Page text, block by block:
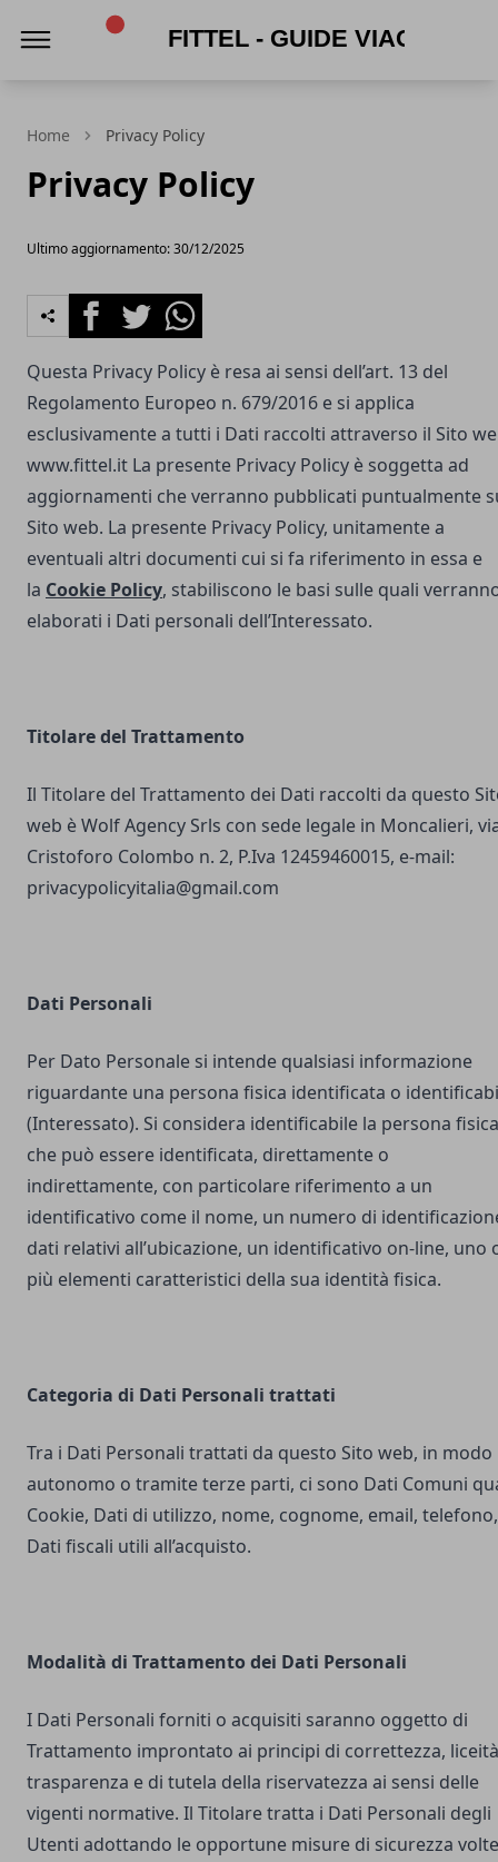
Home Privacy Policy
Privacy Policy
Ultimo aggiornamento: 30/12/2025
FacebookTwitterWhatsapp
Questa Privacy Policy è resa ai sensi dell’art. 13 del
Regolamento Europeo n. 679/2016 e si applica
esclusivamente a tutti i Dati raccolti attraverso il Sito
www.fittel.it La presente Privacy Policy è soggetta ad
aggiornamenti che verranno pubblicati puntualmente
Sito web. La presente Privacy Policy, unitamente a
eventuali altri documenti cui si fa riferimento in essa e
la Cookie Policy, stabiliscono le basi sulle quali
elaborati i Dati personali dell’Interessato.
Titolare del Trattamento
Il Titolare del Trattamento dei Dati raccolti da questo
web è Wolf Agency Srls con sede legale in Moncalieri,
Cristoforo Colombo n. 2, P.Iva 12459460015, e-mail:
privacypolicyitalia@gmail.com
Dati Personali
Per Dato Personale si intende qualsiasi informazione
riguardante una persona fisica identificata o
(Interessato). Si considera identificabile la persona fisica
che può essere identificata, direttamente o
indirettamente, con particolare riferimento a un
identificativo come il nome, un numero di
dati relativi all’ubicazione, un identificativo on-line, uno
più elementi caratteristici della sua identità fisica.
Categoria di Dati Personali trattati
Tra i Dati Personali trattati da questo Sito web, in modo
autonomo o tramite terze parti, ci sono Dati Comuni
Cookie, Dati di utilizzo, nome, cognome, email, telefono,
Dati fiscali utili all’acquisto.
Modalità di Trattamento dei Dati Personali
I Dati Personali forniti o acquisiti saranno oggetto di
Trattamento improntato ai principi di correttezza,
trasparenza e di tutela della riservatezza ai sensi delle
vigenti normative. Il Titolare tratta i Dati Personali degli
Utenti adottando le opportune misure di sicurezza volte